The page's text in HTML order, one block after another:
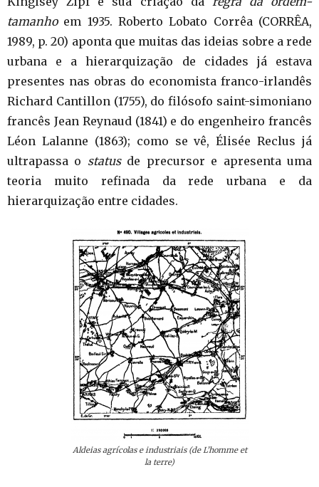
tamanhoem 1935. Roberto Lobato Corrêa (CORRÊA,
1989, p. 20) aponta que muitas das ideias sobre a rede
urbana e a hierarquização de cidades já estava
presentes nas obras do economista franco-irlandês
Richard Cantillon (1755), do filósofo saint-simoniano
francês Jean Reynaud (1841) e do engenheiro francês
Léon Lalanne (1863); como se vê, Élisée Reclus já
ultrapassa o statusde precursor e apresenta uma
teoria muito refinada da rede urbana e da
hierarquização entre cidades.
Aldeias agrícolas e industriais (de L’homme et
la terre)